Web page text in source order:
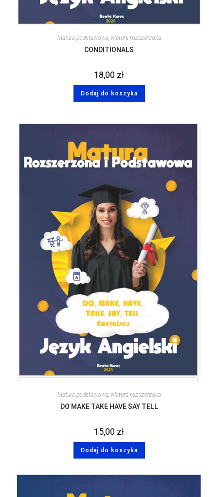
Matura podstawowa, Matura rozszerzona
CONDITIONALS
18,00 zł
Dodaj do koszyka
Matura podstawowa, Matura rozszerzona
DO MAKE TAKE HAVE SAY TELL
15,00 zł
Dodaj do koszyka